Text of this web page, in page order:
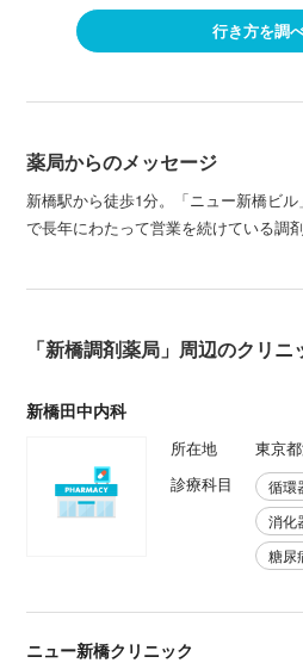
行き方を調
薬局からのメッセージ
新橋駅から徒歩1分。「ニュー新橋ビ
で長年にわたって営業を続けている調剤
「新橋調剤薬局」周辺のクリ
新橋田中内科
所在地
東京
診療科目
循環
消化
糖尿
ニュー新橋クリニック